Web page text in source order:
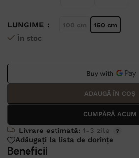
LUNGIME 100 cm 150 cm
În stoc
ADAUGĂ ÎN COȘ
CUMPĂRĂ ACUM
Livrare estimată: 1-3 zile
Adăugați la lista de dorințe
Beneficii